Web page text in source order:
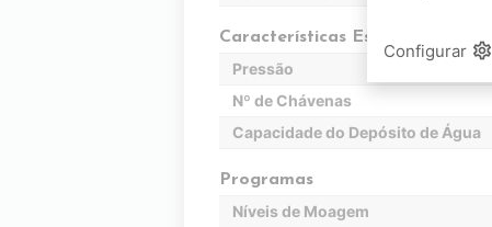
Características Específicas
Pressão
Nº de Chávenas
Capacidade do Depósito de Água
Programas
Níveis de Moagem
Configurar settings